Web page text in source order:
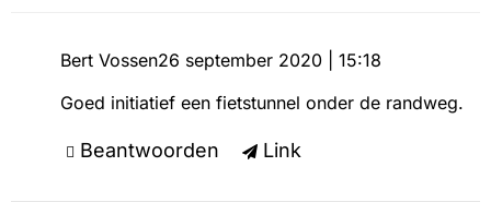
Bert Vossen26 september 2020 | 15:18
Goed initiatief een fietstunnel onder de randweg.
Beantwoorden Link